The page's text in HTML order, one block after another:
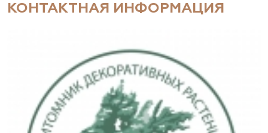
КОНТАКТНАЯ ИНФОРМАЦИЯ